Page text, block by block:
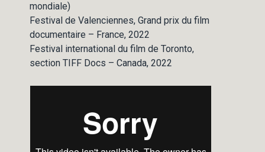
mondiale)
Festival de Valenciennes, Grand prix du film
documentaire – France, 2022
Festival international du film de Toronto,
section TIFF Docs – Canada, 2022